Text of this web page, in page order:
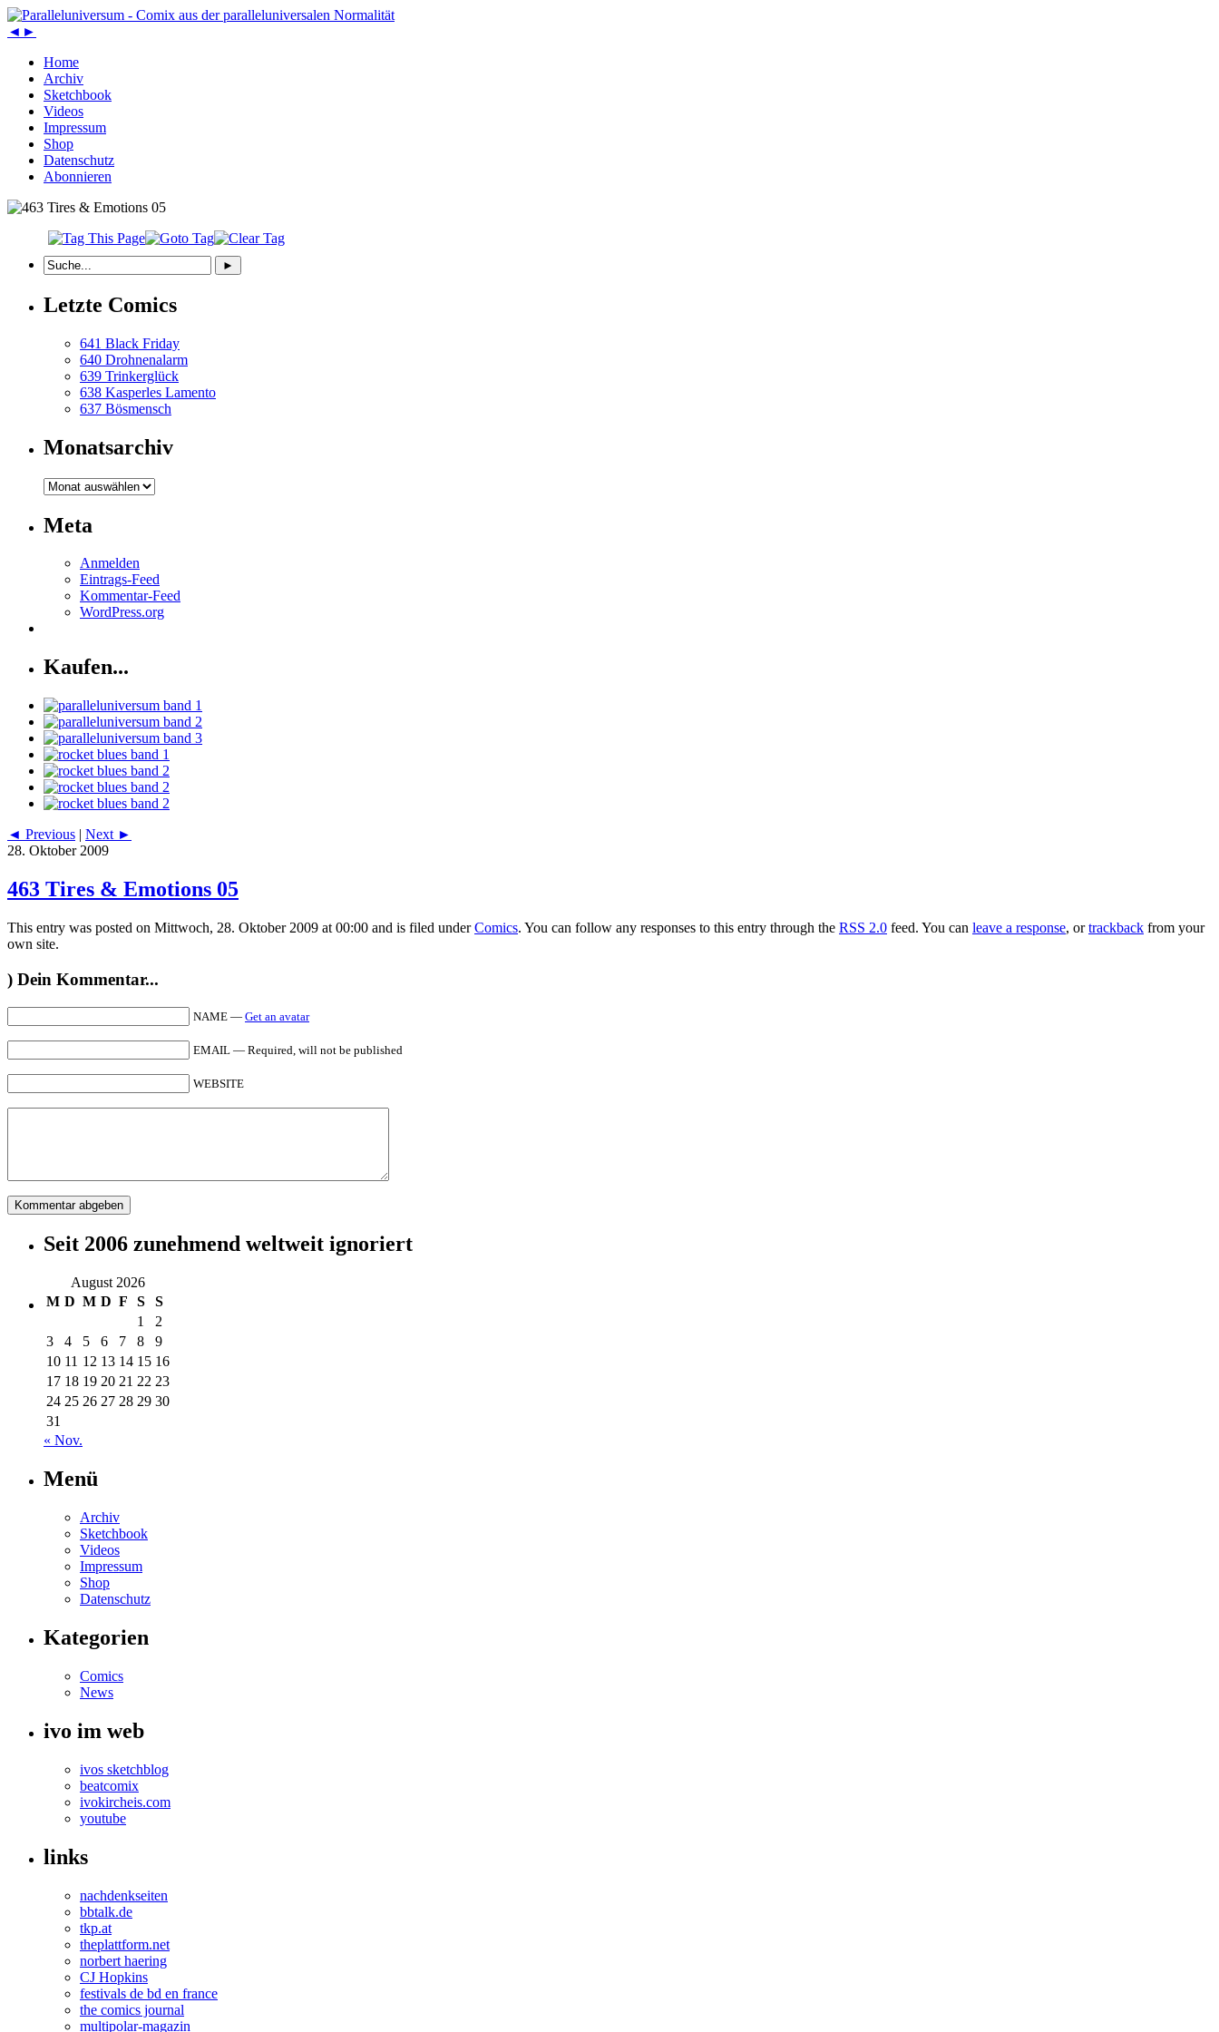
◄ ►
Home
Archiv
Sketchbook
Videos
Impressum
Shop
Datenschutz
Abonnieren
Letzte Comics
641 Black Friday
640 Drohnenalarm
639 Trinkerglück
638 Kasperles Lamento
637 Bösmensch
Monatsarchiv
Monatsarchiv
Meta
Anmelden
Eintrags-Feed
Kommentar-Feed
WordPress.org
Kaufen...
◄ Previous | Next ►
28. Oktober 2009
463 Tires & Emotions 05
This entry was posted on Mittwoch, 28. Oktober 2009 at 00:00 and is filed underComics. You can follow any responses to this entry through the RSS 2.0 feed. You can leave a response, ortrackback from your
own site.
) Dein Kommentar...
NAME — Get an avatar
EMAIL — Required, will not be published
WEBSITE
Seit 2006 zunehmend weltweit ignoriert
August 2026
M D M D F S
S
1
2
3
4 5 6 7 8
9
10 11 12 13 14 15 16
17 18 19 20 21 22 23
24 25 26 27 28 29 30
31
« Nov.
Menü
Archiv
Sketchbook
Videos
Impressum
Shop
Datenschutz
Kategorien
Comics
News
ivo im web
ivos sketchblog
beatcomix
ivokircheis.com
youtube
links
nachdenkseiten
bbtalk.de
tkp.at
theplattform.net
norbert haering
CJ Hopkins
festivals de bd en france
the comics journal
multipolar-magazin